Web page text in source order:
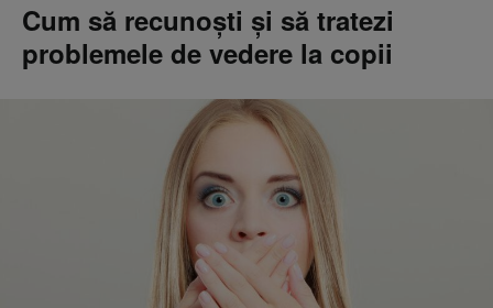
Cum să recunoști și să tratezi
problemele de vedere la copii